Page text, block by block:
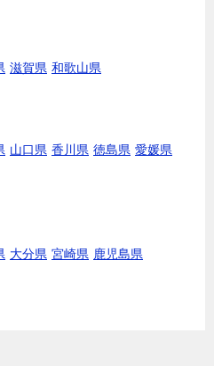
滋賀県 和歌山県
山口県 香川県 徳島県 愛媛県
大分県 宮崎県 鹿児島県